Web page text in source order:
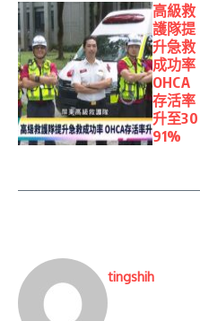
高級救
護隊提
升急救
成功率
OHCA
存活率
升至30
91%
tingshih